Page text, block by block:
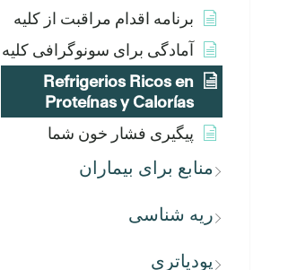
برنامه اقدام مراقبت از کلیه
آمادگی برای سونوگرافی کلیه
Refrigerios Ricos en
Proteínas y Calorías
پیگیری فشار خون شما
منابع برای بیماران
ریه شناسی
پودیاتری